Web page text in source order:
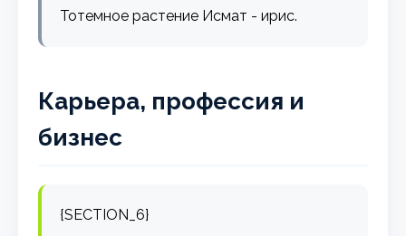
Тотемное растение Исмат - ирис.
Карьера, профессия и
бизнес
{SECTION_6}